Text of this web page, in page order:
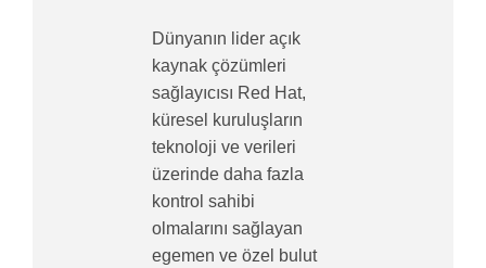
Dünyanın lider açık
kaynak çözümleri
sağlayıcısı Red Hat,
küresel kuruluşların
teknoloji ve verileri
üzerinde daha fazla
kontrol sahibi
olmalarını sağlayan
egemen ve özel bulut